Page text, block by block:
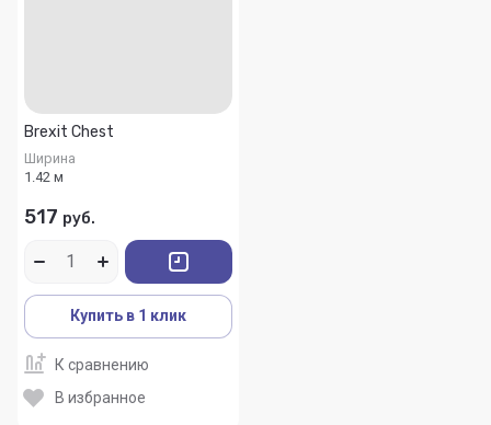
Brexit Chest
Ширина
1.42 м
517 руб.
Купить в 1 клик
К сравнению
В избранное